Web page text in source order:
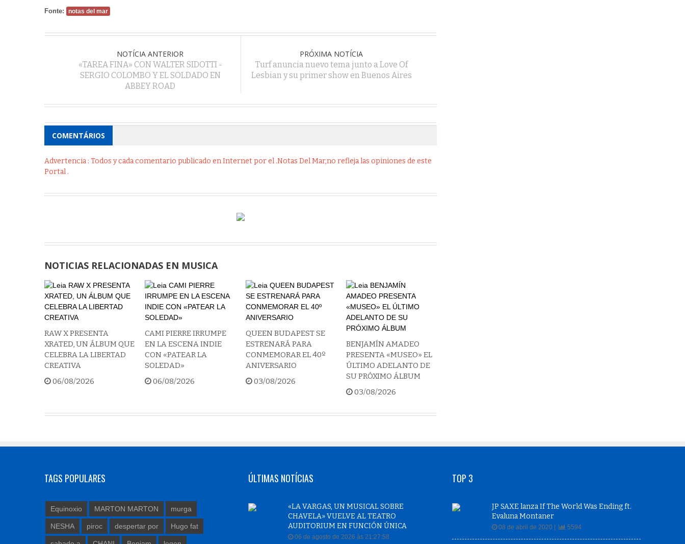
Fonte: notas del mar
NOTÍCIA ANTERIOR
«TAREA FINA» CON WALTER SIDOTTI -
SERGIO COLOMBO Y EL SOLDADO EN
ABBEY ROAD
PRÓXIMA NOTÍCIA
Turf anuncia nuevo tema junto a Love Of
Lesbian y su primer show en Buenos Aires
COMENTÁRIOS
Advertencia : Todos y cada comentario publicado en Internet por el .Notas Del Mar,no refleja las opiniones de este
Portal .
NOTICIAS RELACIONADAS EN MUSICA
RAW X PRESENTA
XRATED, UN ÁLBUM QUE
CELEBRA LA LIBERTAD
CREATIVA
06/08/2026
CAMI PIERRE IRRUMPE
EN LA ESCENA INDIE
CON «PATEAR LA
SOLEDAD»
06/08/2026
QUEEN BUDAPEST SE
ESTRENARÁ PARA
CONMEMORAR EL 40º
ANIVERSARIO
03/08/2026
BENJAMÍN AMADEO
PRESENTA «MUSEO» EL
ÚLTIMO ADELANTO DE
SU PRÓXIMO ÁLBUM
03/08/2026
TAGS POPULARES
Equinoxio MARTON MARTON murga
NESHA piroc despertar por Hugo fat
ÚLTIMAS NOTÍCIAS
«LA VARGAS, UN MUSICAL SOBRE
CHAVELA» VUELVE AL TEATRO
AUDITORIUM EN FUNCIÓN ÚNICA
06 de agosto de 2026 às 21:27:58
TOP 3
JP SAXE lanza If The World Was Ending ft.
Evaluna Montaner
08 de abril de 2020 | 5594